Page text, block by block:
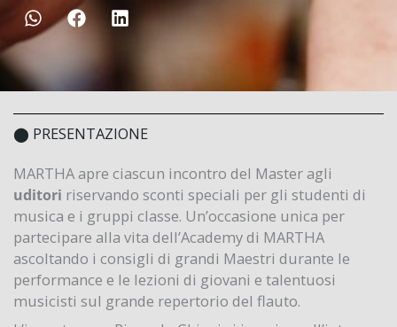
⬤ PRESENTAZIONE
MARTHA apre ciascun incontro del Master agli
uditori riservando sconti speciali per gli studenti di
musica e i gruppi classe. Un’occasione unica per
partecipare alla vita dell’Academy di MARTHA
ascoltando i consigli di grandi Maestri durante le
performance e le lezioni di giovani e talentuosi
musicisti sul grande repertorio del flauto.